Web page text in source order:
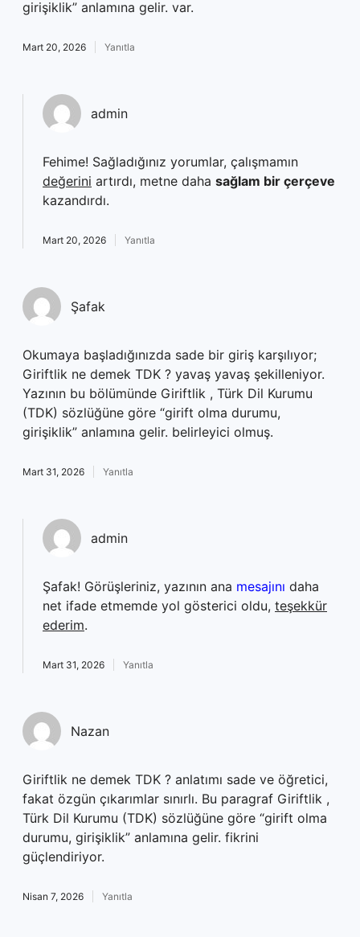
girişiklik” anlamına gelir. var.
Mart 20, 2026 Yanıtla
admin
Fehime! Sağladığınız yorumlar, çalışmamın
değerini artırdı, metne daha sağlam bir çerçeve
kazandırdı.
Mart 20, 2026 Yanıtla
Şafak
Okumaya başladığınızda sade bir giriş karşılıyor;
Giriftlik ne demek TDK ? yavaş yavaş şekilleniyor.
Yazının bu bölümünde Giriftlik , Türk Dil Kurumu
(TDK) sözlüğüne göre “girift olma durumu,
girişiklik” anlamına gelir. belirleyici olmuş.
Mart 31, 2026 Yanıtla
admin
Şafak! Görüşleriniz, yazının ana mesajını daha
net ifade etmemde yol gösterici oldu, teşekkür
ederim.
Mart 31, 2026 Yanıtla
Nazan
Giriftlik ne demek TDK ? anlatımı sade ve öğretici,
fakat özgün çıkarımlar sınırlı. Bu paragraf Giriftlik ,
Türk Dil Kurumu (TDK) sözlüğüne göre “girift olma
durumu, girişiklik” anlamına gelir. fikrini
güçlendiriyor.
Nisan 7, 2026 Yanıtla